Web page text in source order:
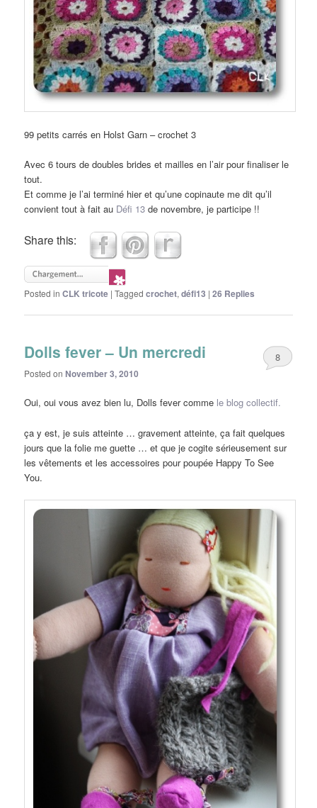
99 petits carrés en Holst Garn – crochet 3
Avec 6 tours de doubles brides et mailles en l’air pour finaliser le
tout.
Et comme je l’ai terminé hier et qu’une copinaute me dit qu’il
convient tout à fait au Défi 13 de novembre, je participe !!
Share this:
Posted in CLK tricote |Tagged crochet,défi13 |26 Replies
Dolls fever – Un mercredi
Posted on November 3, 2010
8
Oui, oui vous avez bien lu, Dolls fever comme le blog collectif.
ça y est, je suis atteinte … gravement atteinte, ça fait quelques
jours que la folie me guette … et que je cogite sérieusement sur
les vêtements et les accessoires pour poupée Happy To See
You.